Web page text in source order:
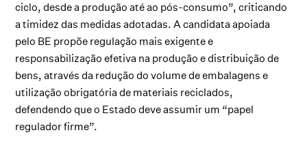
ciclo, desde a produção até ao pós-consumo”, criticando
a timidez das medidas adotadas. A candidata apoiada
pelo BE propõe regulação mais exigente e
responsabilização efetiva na produção e distribuição de
bens, através da redução do volume de embalagens e
utilização obrigatória de materiais reciclados,
defendendo que o Estado deve assumir um “papel
regulador firme”.